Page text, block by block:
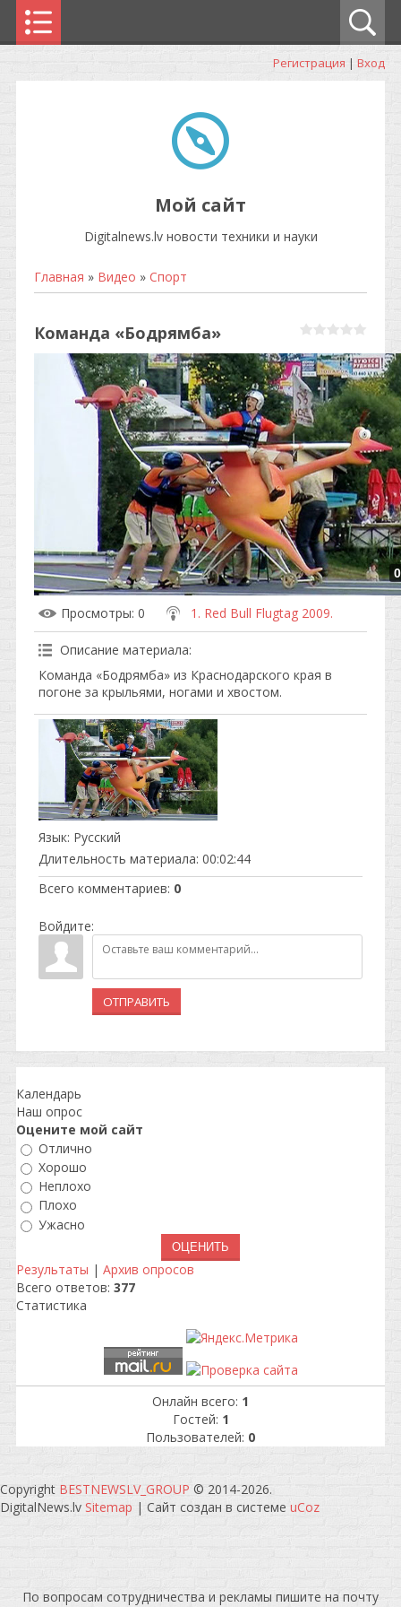
Регистрация | Вход
Мой сайт
Digitalnews.lv новости техники и науки
Главная » Видео » Спорт
Команда «Бодрямба»
Просмотры: 0 1. Red Bull Flugtag 2009.
Описание материала:
Команда «Бодрямба» из Краснодарского края в
погоне за крыльями, ногами и хвостом.
Язык: Русский
Длительность материала: 00:02:44
Всего комментариев: 0
Войдите:
ОТПРАВИТЬ
Календарь
Наш опрос
Оцените мой сайт
Отлично
Хорошо
Неплохо
Плохо
Ужасно
Результаты | Архив опросов
Всего ответов: 377
Статистика
Онлайн всего: 1
Гостей: 1
Пользователей: 0
Copyright BESTNEWSLV_GROUP © 2014-2026.
DigitalNews.lv Sitemap | Сайт создан в системе uCoz
По вопросам сотрудничества и рекламы пишите на почту